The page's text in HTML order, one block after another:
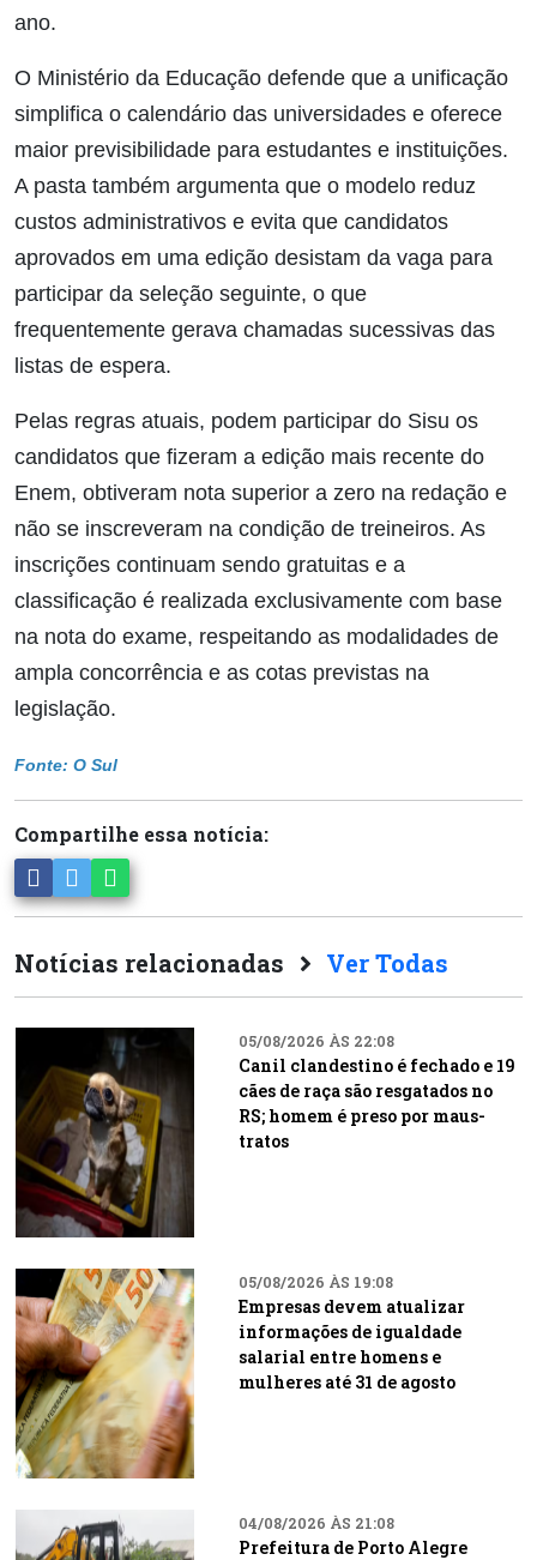
ano.
O Ministério da Educação defende que a unificação
simplifica o calendário das universidades e oferece
maior previsibilidade para estudantes e instituições.
A pasta também argumenta que o modelo reduz
custos administrativos e evita que candidatos
aprovados em uma edição desistam da vaga para
participar da seleção seguinte, o que
frequentemente gerava chamadas sucessivas das
listas de espera.
Pelas regras atuais, podem participar do Sisu os
candidatos que fizeram a edição mais recente do
Enem, obtiveram nota superior a zero na redação e
não se inscreveram na condição de treineiros. As
inscrições continuam sendo gratuitas e a
classificação é realizada exclusivamente com base
na nota do exame, respeitando as modalidades de
ampla concorrência e as cotas previstas na
legislação.
Fonte: O Sul
Compartilhe essa notícia:
Notícias relacionadas Ver Todas
05/08/2026 ÀS 22:08
Canil clandestino é fechado e 19
cães de raça são resgatados no
RS; homem é preso por maus-
tratos
05/08/2026 ÀS 19:08
Empresas devem atualizar
informações de igualdade
salarial entre homens e
mulheres até 31 de agosto
04/08/2026 ÀS 21:08
Prefeitura de Porto Alegre